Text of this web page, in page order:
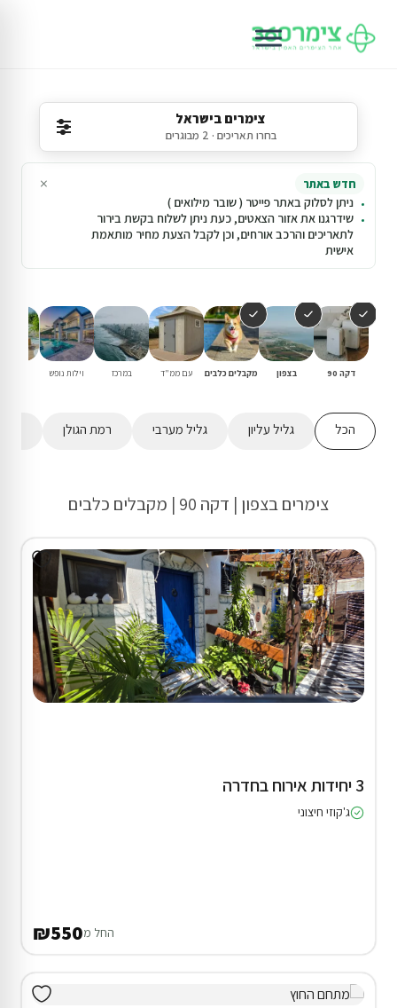
צימרים בישראל
בחרו תאריכים · 2 מבוגרים
חדש באתר
ניתן לסלוק באתר פייטר ( שובר מילואים )
שידרגנו את אזור הצאטים, כעת ניתן לשלוח בקשת בירור
לתאריכים והרכב אורחים, וכן לקבל הצעת מחיר מותאמת
אישית
×
דקה 90 בצפון מקבלים כלבים עם ממ"ד במרכז וילות נופש
הכל גליל עליון גליל מערבי רמת הגולן
צימרים בצפון | דקה 90 | מקבלים כלבים
3 יחידות אירוח בחדרה
ג'קוזי חיצוני
החל מ₪550